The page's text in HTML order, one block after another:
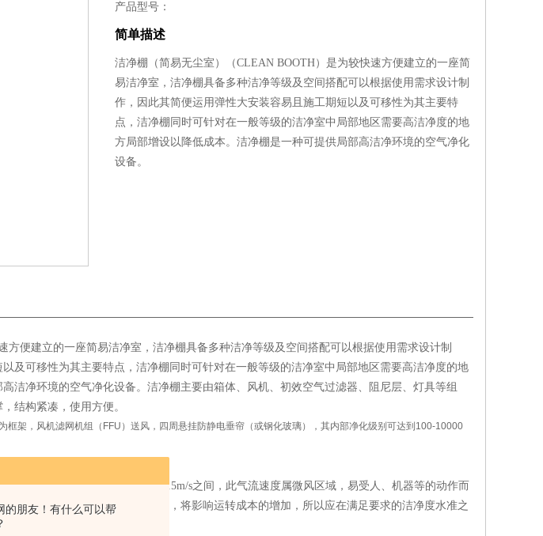
的朋友！有什么可以帮
产品型号：
简单描述
洁净棚（简易无尘室）（CLEAN BOOTH）是为较快速方便建立的一座简
易洁净室，洁净棚具备多种洁净等级及空间搭配可以根据使用需求设计制
作，因此其简便运用弹性大安装容易且施工期短以及可移性为其主要特
点，洁净棚同时可针对在一般等级的洁净室中局部地区需要高洁净度的地
方局部增设以降低成本。洁净棚是一种可提供局部高洁净环境的空气净化
设备。
方便建立的一座简易洁净室，洁净棚具备多种洁净等级及空间搭配可以根据使用需求设计制
及可移性为其主要特点，洁净棚同时可针对在一般等级的洁净室中局部地区需要高洁净度的地
洁净环境的空气净化设备。洁净棚主要由箱体、风机、初效空气过滤器、阻尼层、灯具等组
结构紧凑，使用方便。
框架，风机滤网机组（FFU）送风，四周悬挂防静电垂帘（或钢化玻璃），其内部净化级别可达到100-10000
般洁净室的气流速度是选0.25~0.5m/s之间，此气流速度属微风区域，易受人、机器等的动作而
而保持洁净度、但因风速的提高，将影响运转成本的增加，所以应在满足要求的洁净度水准之
应以达到经济性效果。